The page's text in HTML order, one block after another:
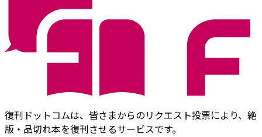
復刊ドットコムは、皆さまからのリクエスト投票により、絶
版・品切れ本を復刊させるサービスです。